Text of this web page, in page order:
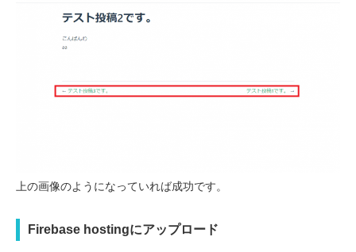
上の画像のようになっていれば成功です。
Firebase hostingにアップロード